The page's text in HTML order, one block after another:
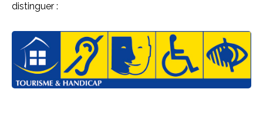
distinguer :